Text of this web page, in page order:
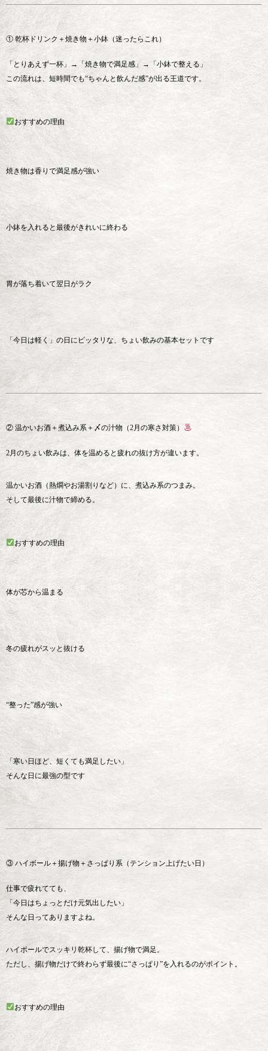
① 乾杯ドリンク＋焼き物＋小鉢（迷ったらこれ）
「とりあえず一杯」→「焼き物で満足感」→「小鉢で整える」
この流れは、短時間でも“ちゃんと飲んだ感”が出る王道です。
おすすめの理由
焼き物は香りで満足感が強い
小鉢を入れると最後がきれいに終わる
胃が落ち着いて翌日がラク
「今日は軽く」の日にピッタリな、ちょい飲みの基本セットです
② 温かいお酒＋煮込み系＋〆の汁物（2月の寒さ対策）
2月のちょい飲みは、体を温めると疲れの抜け方が違います。
温かいお酒（熱燗やお湯割りなど）に、煮込み系のつまみ。
そして最後に汁物で締める。
おすすめの理由
体が芯から温まる
冬の疲れがスッと抜ける
“整った”感が強い
「寒い日ほど、短くても満足したい」
そんな日に最強の型です
③ ハイボール＋揚げ物＋さっぱり系（テンション上げたい日）
仕事で疲れてても、
「今日はちょっとだけ元気出したい」
そんな日ってありますよね。
ハイボールでスッキリ乾杯して、揚げ物で満足。
ただし、揚げ物だけで終わらず最後に“さっぱり”を入れるのがポイント。
おすすめの理由